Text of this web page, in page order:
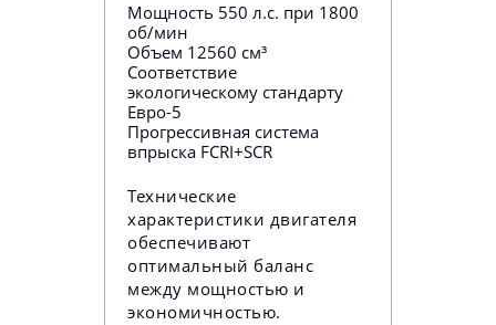
Мощность 550 л.с. при 1800
об/мин
Объем 12560 см³
Соответствие
экологическому стандарту
Евро-5
Прогрессивная система
впрыска FCRI+SCR
Технические
характеристики двигателя
обеспечивают
оптимальный баланс
между мощностью и
экономичностью.